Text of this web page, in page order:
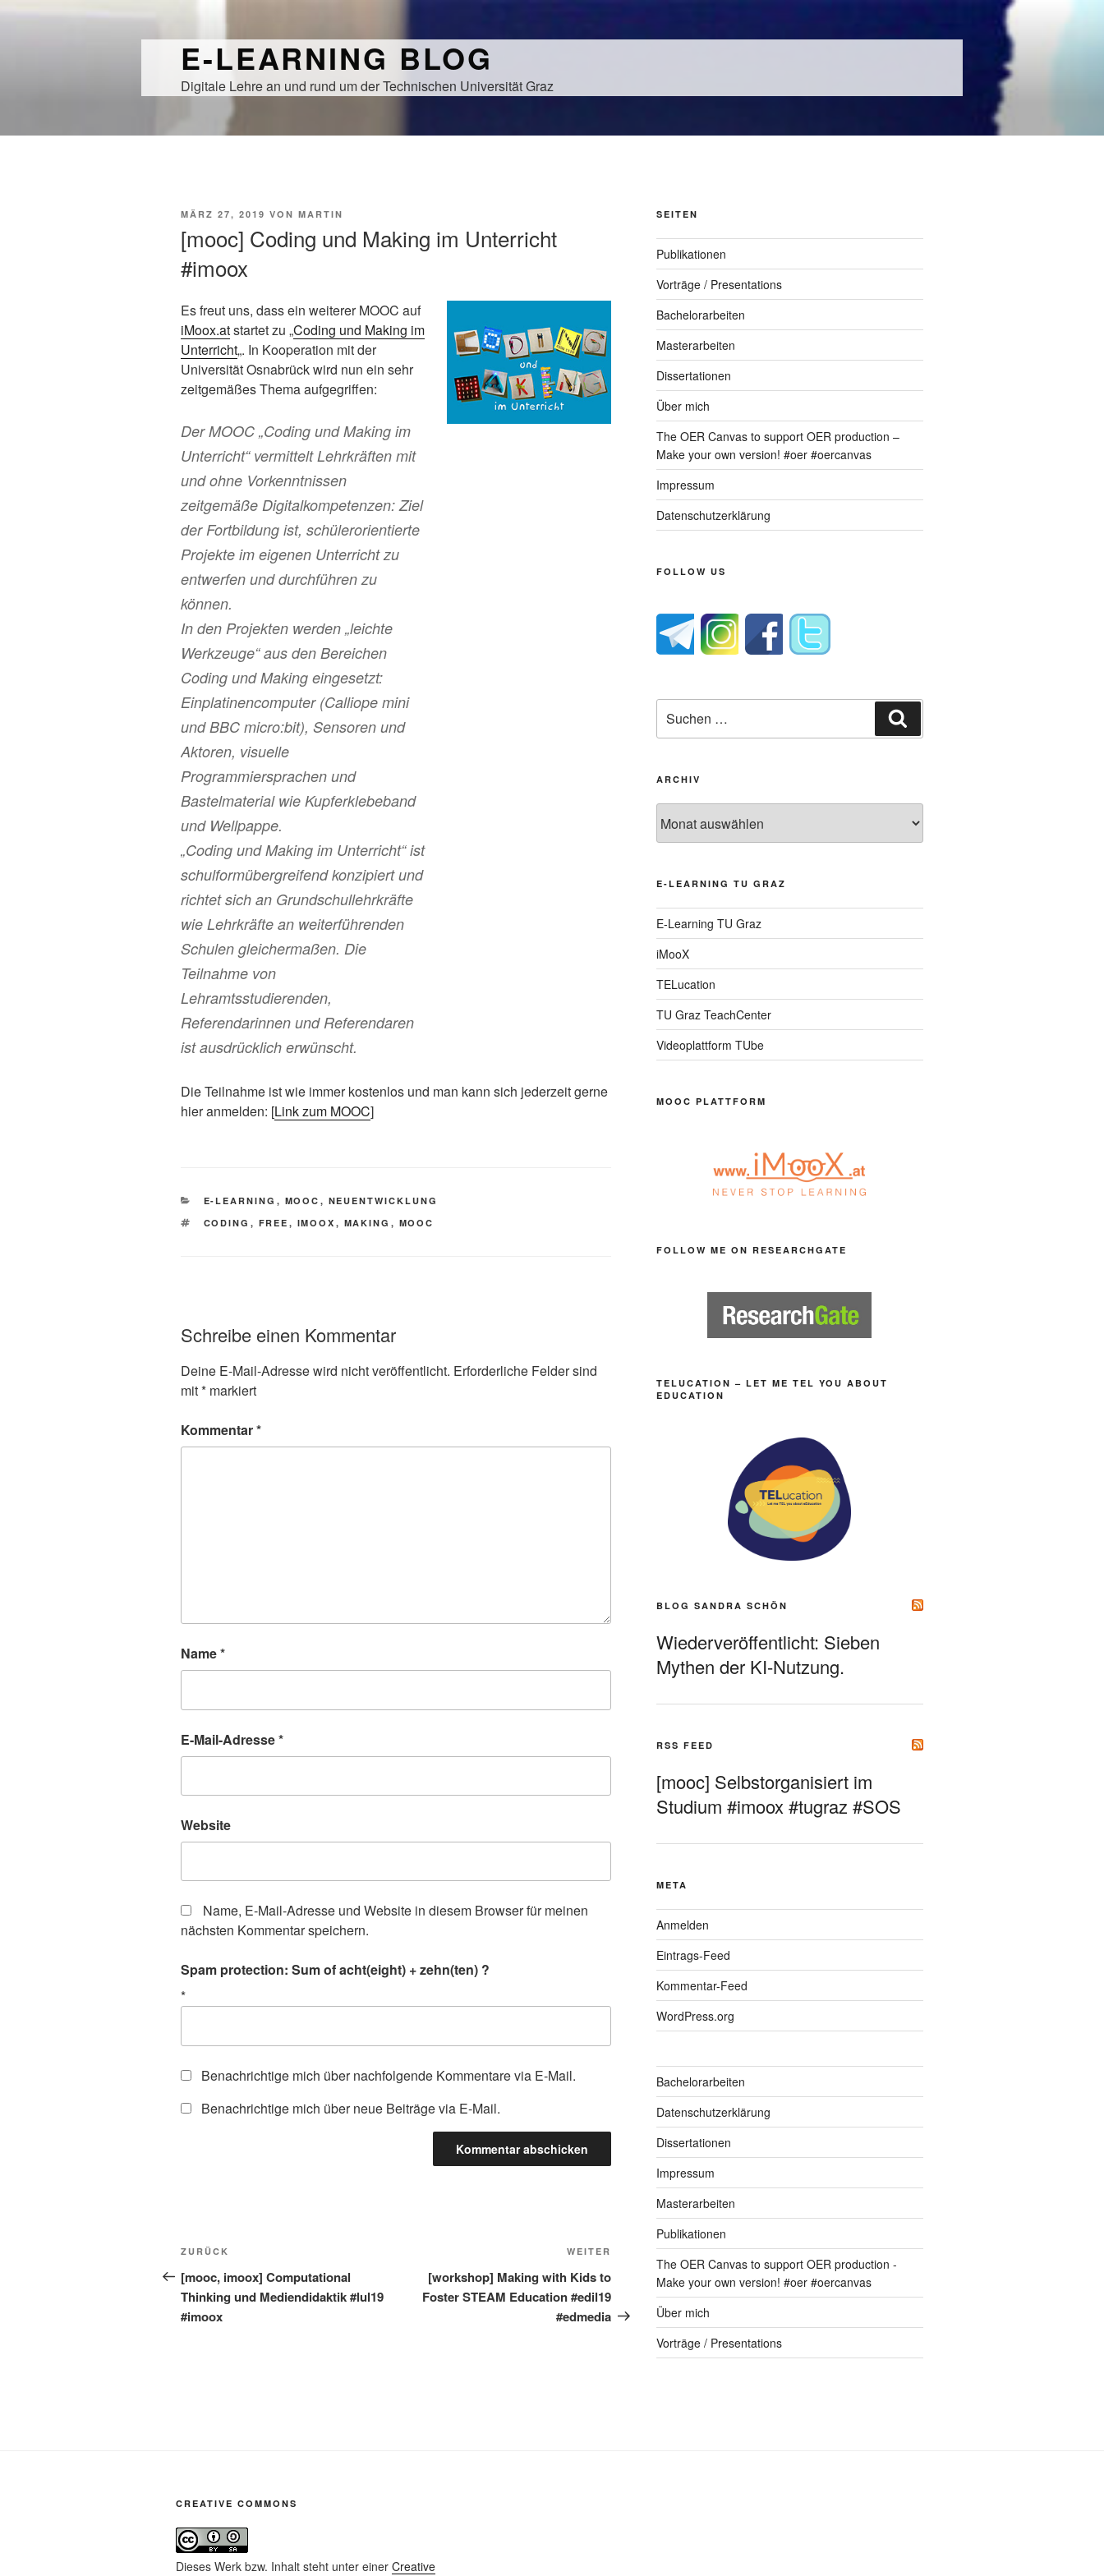
E-LEARNING BLOG
Digitale Lehre an und rund um der Technischen Universität Graz
VERÖFFENTLICHT
MÄRZ 27, 2019 VON MARTIN
[mooc] Coding und Making im Unterricht
#imoox
Es freut uns, dass ein weiterer MOOC auf
iMoox.atstartet zu „Coding und Making im
Unterricht„. In Kooperation mit der
Universität Osnabrück wird nun ein sehr
zeitgemäßes Thema aufgegriffen:
Der MOOC „Coding und Making im
Unterricht“ vermittelt Lehrkräften mit
und ohne Vorkenntnissen
zeitgemäße Digitalkompetenzen: Ziel
der Fortbildung ist, schülerorientierte
Projekte im eigenen Unterricht zu
entwerfen und durchführen zu
können.
In den Projekten werden „leichte
Werkzeuge“ aus den Bereichen
Coding und Making eingesetzt:
Einplatinencomputer (Calliope mini
und BBC micro:bit), Sensoren und
Aktoren, visuelle
Programmiersprachen und
Bastelmaterial wie Kupferklebeband
und Wellpappe.
„Coding und Making im Unterricht“ ist
schulformübergreifend konzipiert und
richtet sich an Grundschullehrkräfte
wie Lehrkräfte an weiterführenden
Schulen gleichermaßen. Die
Teilnahme von
Lehramtsstudierenden,
Referendarinnen und Referendaren
ist ausdrücklich erwünscht.
Die Teilnahme ist wie immer kostenlos und man kann sich jederzeit gerne
hier anmelden: [Link zum MOOC]
KATEGORIEN
E-LEARNING , MOOC , NEUENTWICKLUNG
SCHLAGWÖRTER
CODING , FREE , IMOOX , MAKING , MOOC
Schreibe einen Kommentar
Deine E-Mail-Adresse wird nicht veröffentlicht. Erforderliche Felder sind
mit* markiert
Kommentar*
Name*
E-Mail-Adresse*
Website
Name, E-Mail-Adresse und Website in diesem Browser für meinen
nächsten Kommentar speichern.
Spam protection: Sum of acht(eight) + zehn(ten) ?
*
Benachrichtige mich über nachfolgende Kommentare via E-Mail.
Benachrichtige mich über neue Beiträge via E-Mail.
Beitragsnavigation
Vorheriger
Beitrag
ZURÜCK
[mooc, imoox] Computational
Thinking und Mediendidaktik #lul19
#imoox
Nächster
Beitrag
WEITER
[workshop] Making with Kids to
Foster STEAM Education #edil19
#edmedia
SEITEN
Publikationen
Vorträge / Presentations
Bachelorarbeiten
Masterarbeiten
Dissertationen
Über mich
The OER Canvas to support OER production –
Make your own version! #oer #oercanvas
Impressum
Datenschutzerklärung
FOLLOW US
nach:
ARCHIV
E-LEARNING TU GRAZ
E-Learning TU Graz
iMooX
TELucation
TU Graz TeachCenter
Videoplattform TUbe
MOOC PLATTFORM
FOLLOW ME ON RESEARCHGATE
TELUCATION – LET ME TEL YOU ABOUT
EDUCATION
BLOG SANDRA SCHÖN
Wiederveröffentlicht: Sieben
Mythen der KI-Nutzung.
RSS FEED
[mooc] Selbstorganisiert im
Studium #imoox #tugraz #SOS
META
Anmelden
Eintrags-Feed
Kommentar-Feed
WordPress.org
Bachelorarbeiten
Datenschutzerklärung
Dissertationen
Impressum
Masterarbeiten
Publikationen
The OER Canvas to support OER production -
Make your own version! #oer #oercanvas
Über mich
Vorträge / Presentations
CREATIVE COMMONS
Dieses Werk bzw. Inhalt steht unter einer Creative